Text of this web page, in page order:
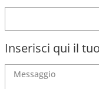
Inserisci qui il